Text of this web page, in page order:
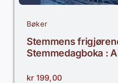
Bøker
Stemmens
Stemmedagboka :
kr 199,00